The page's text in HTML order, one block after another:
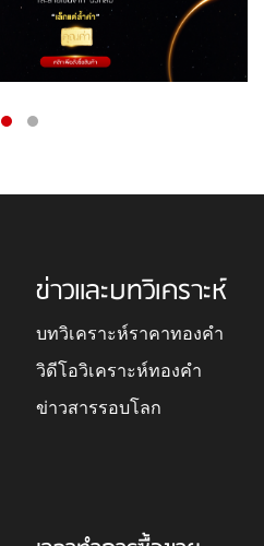
ข่าวและบทวิเคราะห์
บทวิเคราะห์ราคาทองคำ
วิดีโอวิเคราะห์ทองคำ
ข่าวสารรอบโลก